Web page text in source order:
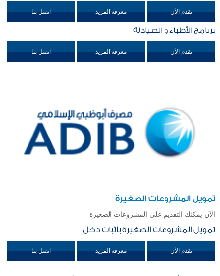
تقدم الأن معرفة المزيد اتصل بنا
برنامج الأطباء و الصيادلة
تقدم الأن معرفة المزيد اتصل بنا
تمويل المشروعات الصغيرة
الآن يمكنك التقديم علي المشروعات الصغيرة
تمويل المشروعات الصغيرة بأثبات دخل
تقدم الأن معرفة المزيد اتصل بنا